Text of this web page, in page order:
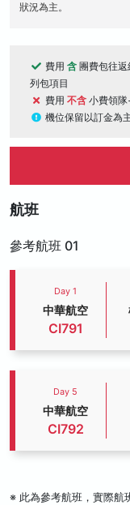
狀況為主。
費用 含 團費包往
列包項目
費用 不含 小費領
機位保留以訂金為
航班
參考航班 01
Day 1
中華航空
CI791
Day 5
中華航空
CI792
※ 此為參考航班，實際航